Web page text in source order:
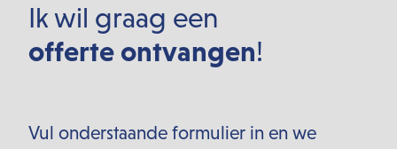
Ik wil graag een
offerte ontvangen!
Vul onderstaande formulier in en we